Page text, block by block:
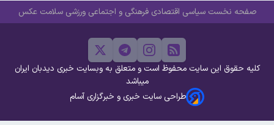
صفحه نخست سیاسی اقتصادی فرهنگی و اجتماعی ورزشی سلامت عکس
کلیه حقوق این سایت محفوظ است و متعلق به وبسایت خبری دیدبان ایران
میباشد
طراحی سایت خبری و خبرگزاری آسام